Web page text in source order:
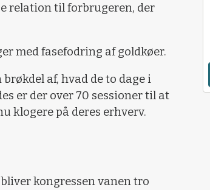
relation til forbrugeren, der
med fasefodring af goldkøer.
af, hvad de to dage i
er der over 70 sessioner til at
klogere på deres erhverv.
kongressen vanen tro